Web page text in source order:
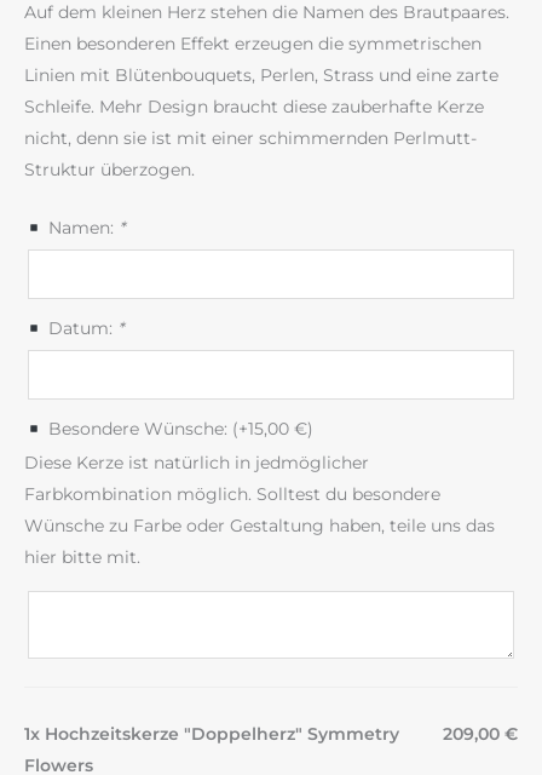
Auf dem kleinen Herz stehen die Namen des Brautpaares.
Einen besonderen Effekt erzeugen die symmetrischen
Linien mit Blütenbouquets, Perlen, Strass und eine zarte
Schleife. Mehr Design braucht diese zauberhafte Kerze
nicht, denn sie ist mit einer schimmernden Perlmutt-
Struktur überzogen.
Namen: *
Datum: *
Besondere Wünsche: (+15,00 €)
Diese Kerze ist natürlich in jedmöglicher
Farbkombination möglich. Solltest du besondere
Wünsche zu Farbe oder Gestaltung haben, teile uns das
hier bitte mit.
1x Hochzeitskerze "Doppelherz" Symmetry
Flowers
209,00 €